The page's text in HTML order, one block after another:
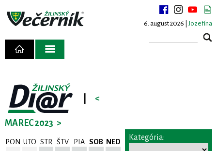
6. august 2026 | Jozefína
<
MAREC 2023 >
PON UTO STR ŠTV PIA SOB NED Kategória: